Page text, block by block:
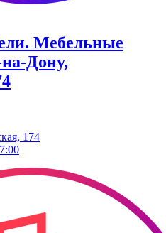
Мебельные
Дону,
174